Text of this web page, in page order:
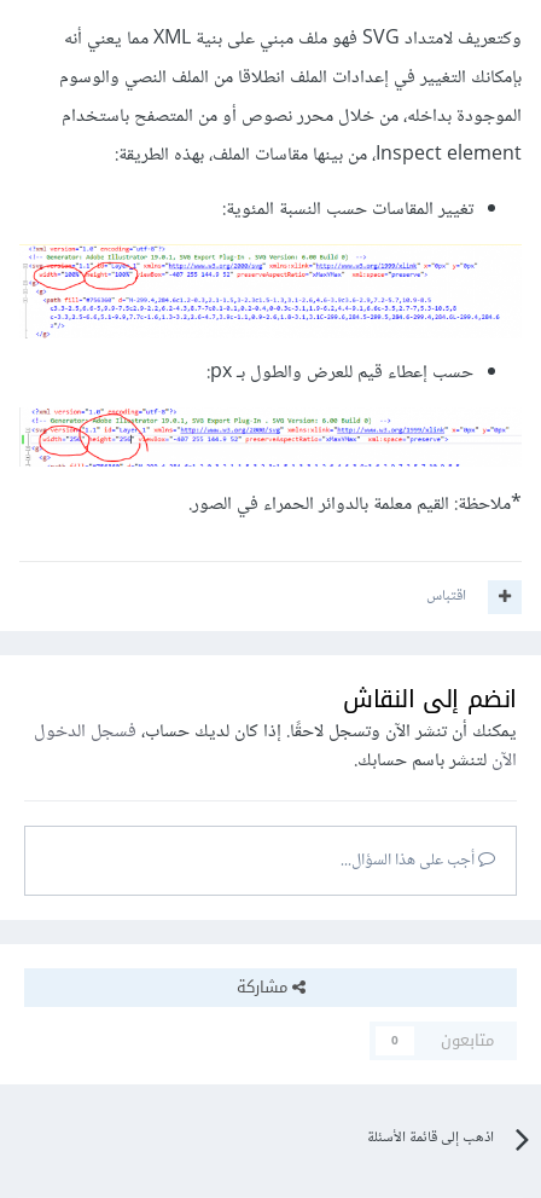
وكتعريف لامتداد SVG فهو ملف مبني على بنية XML مما يعني أنه
بإمكانك التغيير في إعدادات الملف انطلاقا من الملف النصي والوسوم
الموجودة بداخله، من خلال محرر نصوص أو من المتصفح باستخدام
Inspect element، من بينها مقاسات الملف، بهذه الطريقة:
تغيير المقاسات حسب النسبة المئوية:
حسب إعطاء قيم للعرض والطول بـ px:
*ملاحظة: القيم معلمة بالدوائر الحمراء في الصور.
اقتباس
انضم إلى النقاش
يمكنك أن تنشر الآن وتسجل لاحقًا. إذا كان لديك حساب،فسجل الدخول
الآنلتنشر باسم حسابك.
أجب على هذا السؤال...
مشاركة
متابعون
0
اذهب إلى قائمة الأسئلة